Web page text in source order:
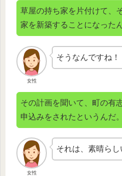
草屋の持ち家を片付けて、
家を新築することになったん
女性
そうなんですね！
その計画を聞いて、町の有
申込みをされたというんだ。
女性
それは、素晴らし